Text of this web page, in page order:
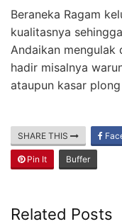
Beraneka Ragam
kualitasnya
Andaikan mengulak
hadir misalnya
ataupun kasar
SHARE THIS
Pin It Buffer
Related Posts